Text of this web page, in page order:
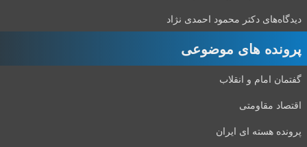
دیدگاه‌های دکتر محمود احمدی نژاد
پرونده های موضوعی
گفتمان امام و انقلاب
اقتصاد مقاومتی
پرونده هسته ای ایران